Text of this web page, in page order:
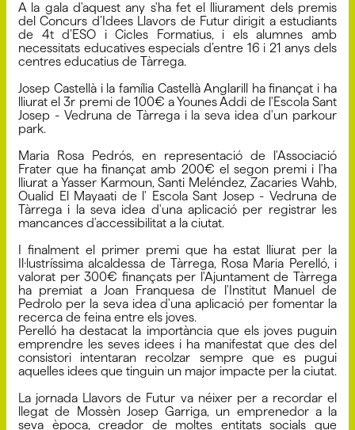
A la gala d'aquest any s'ha fet el lliurament dels premis
del Concurs d’Idees Llavors de Futur dirigit a estudiants
de 4t d’ESO i Cicles Formatius, i els alumnes amb
necessitats educatives especials d’entre 16 i 21 anys dels
centres educatius de Tàrrega.
Josep Castellà i la família Castellà Anglarill ha finançat i ha
lliurat el 3r premi de 100€ a Younes Addi de l'Escola Sant
Josep - Vedruna de Tàrrega i la seva idea d'un parkour
park.
Maria Rosa Pedrós, en representació de l'Associació
Frater que ha finançat amb 200€ el segon premi i l'ha
lliurat a Yasser Karmoun, Santi Meléndez, Zacaries Wahb,
Oualid El Mayaati de l' Escola Sant Josep - Vedruna de
Tàrrega i la seva idea d'una aplicació per registrar les
mancances d'accessibilitat a la ciutat.
I finalment el primer premi que ha estat lliurat per la
Il·lustríssima alcaldessa de Tàrrega, Rosa Maria Perelló, i
valorat per 300€ finançats per l'Ajuntament de Tàrrega
ha premiat a Joan Franquesa de l'Institut Manuel de
Pedrolo per la seva idea d'una aplicació per fomentar la
recerca de feina entre els joves.
Perelló ha destacat la importància que els joves puguin
emprendre les seves idees i ha manifestat que des del
consistori intentaran recolzar sempre que es pugui
aquelles idees que tinguin un major impacte per la ciutat.
La jornada Llavors de Futur va néixer per a recordar el
llegat de Mossèn Josep Garriga, un emprenedor a la
seva època, creador de moltes entitats socials que